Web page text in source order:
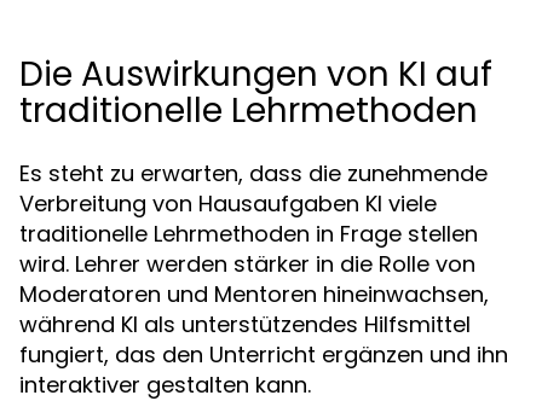
Die Auswirkungen von KI auf
traditionelle Lehrmethoden
Es steht zu erwarten, dass die zunehmende
Verbreitung von Hausaufgaben KI viele
traditionelle Lehrmethoden in Frage stellen
wird. Lehrer werden stärker in die Rolle von
Moderatoren und Mentoren hineinwachsen,
während KI als unterstützendes Hilfsmittel
fungiert, das den Unterricht ergänzen und ihn
interaktiver gestalten kann.